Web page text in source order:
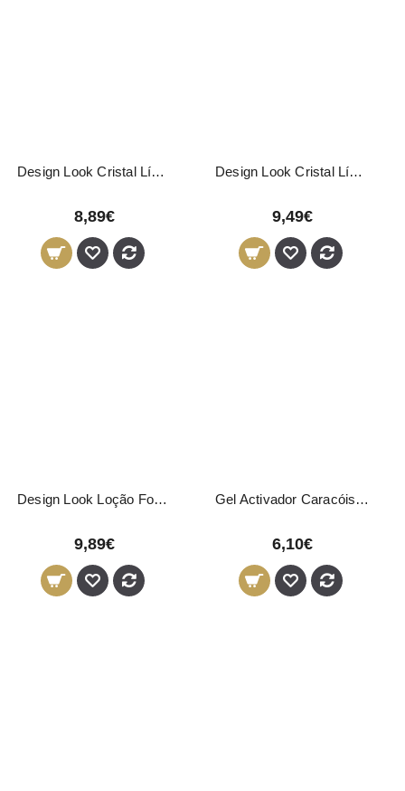
Design Look Cristal Líquido Hidratante 100ml
8,89€
Design Look Cristal Líquido Pro-Color 100ml
9,49€
Design Look Loção Fortalecedora Energy Care 125ml
9,89€
Gel Activador Caracóis Nirvel 200ml
6,10€